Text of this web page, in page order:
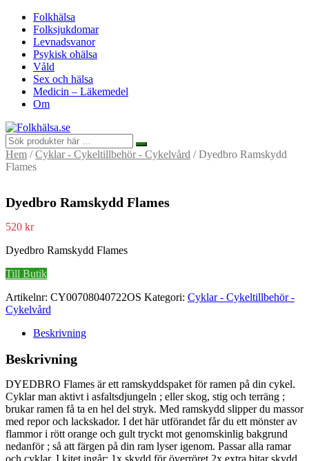
Folkhälsa
Folksjukdomar
Levnadsvanor
Psykisk ohälsa
Våld
Sex och hälsa
Medicin – Läkemedel
Om
Hem /Cyklar - Cykeltillbehör - Cykelvård / Dyedbro Ramskydd
Flames
Dyedbro Ramskydd Flames
520 kr
Dyedbro Ramskydd Flames
Till Butik
Artikelnr: CY00708040722OS Kategori: Cyklar - Cykeltillbehör -
Cykelvård
Beskrivning
Beskrivning
DYEDBRO Flames är ett ramskyddspaket för ramen på din cykel.
Cyklar man aktivt i asfaltsdjungeln ; eller skog, stig och terräng ;
brukar ramen få ta en hel del stryk. Med ramskydd slipper du massor
med repor och lackskador. I det här utförandet får du ett mönster av
flammor i rött orange och gult tryckt mot genomskinlig bakgrund
nedanför ; så att färgen på din ram lyser igenom. Passar alla ramar
och cyklar. I kitet ingår: 1x skydd för överröret 2x extra bitar skydd